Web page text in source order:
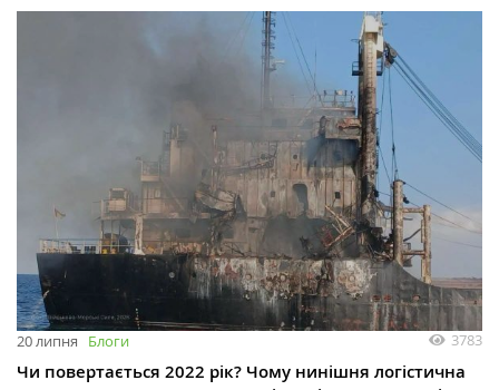
20 липня Блоги 3783
Чи повертається 2022 рік? Чому нинішня логістична